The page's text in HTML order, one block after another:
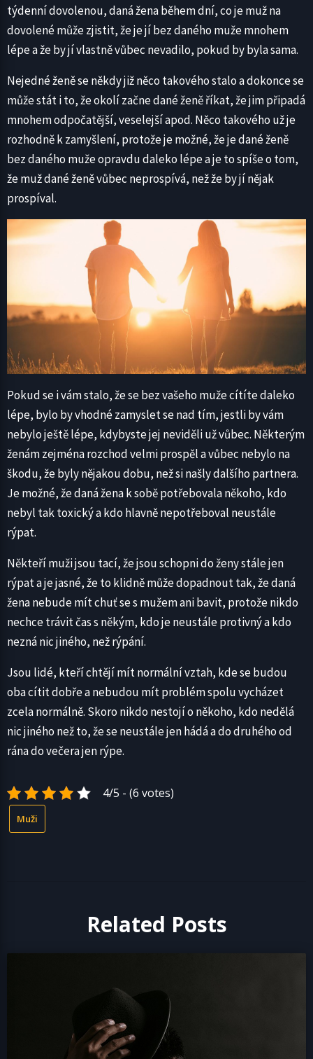
týdenní dovolenou, daná žena během dní, co je muž na
dovolené může zjistit, že je jí bez daného muže mnohem
lépe a že by jí vlastně vůbec nevadilo, pokud by byla sama.
Nejedné ženě se někdy již něco takového stalo a dokonce se
může stát i to, že okolí začne dané ženě říkat, že jim připadá
mnohem odpočatější, veselejší apod. Něco takového už je
rozhodně k zamyšlení, protože je možné, že je dané ženě
bez daného muže opravdu daleko lépe a je to spíše o tom,
že muž dané ženě vůbec neprospívá, než že by jí nějak
prospíval.
Pokud se i vám stalo, že se bez vašeho muže cítíte daleko
lépe, bylo by vhodné zamyslet se nad tím, jestli by vám
nebylo ještě lépe, kdybyste jej neviděli už vůbec. Některým
ženám zejména rozchod velmi prospěl a vůbec nebylo na
škodu, že byly nějakou dobu, než si našly dalšího partnera.
Je možné, že daná žena k sobě potřebovala někoho, kdo
nebyl tak toxický a kdo hlavně nepotřeboval neustále
rýpat.
Někteří muži jsou tací, že jsou schopni do ženy stále jen
rýpat a je jasné, že to klidně může dopadnout tak, že daná
žena nebude mít chuť se s mužem ani bavit, protože nikdo
nechce trávit čas s někým, kdo je neustále protivný a kdo
nezná nic jiného, než rýpání.
Jsou lidé, kteří chtějí mít normální vztah, kde se budou
oba cítit dobře a nebudou mít problém spolu vycházet
zcela normálně. Skoro nikdo nestojí o někoho, kdo nedělá
nic jiného než to, že se neustále jen hádá a do druhého od
rána do večera jen rýpe.
4/5 - (6 votes)
Muži
Related Posts